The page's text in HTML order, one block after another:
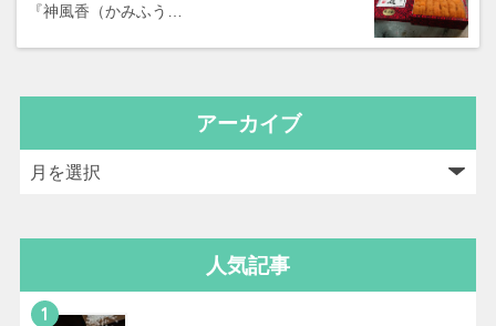
『神風香（かみふう…
アーカイブ
人気記事
1